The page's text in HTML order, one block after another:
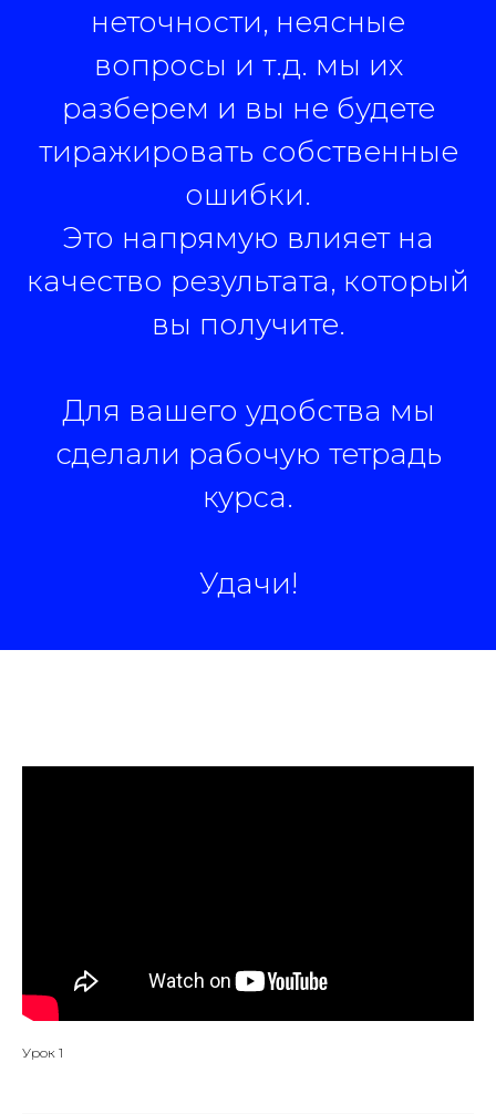
неточности, неясные
вопросы и т.д. мы их
разберем и вы не будете
тиражировать собственные
ошибки.
Это напрямую влияет на
качество результата, который
вы получите.
Для вашего удобства мы
сделали рабочую тетрадь
курса.
Удачи!
Урок 1